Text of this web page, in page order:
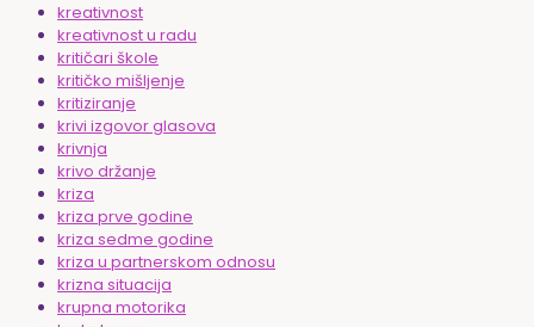
kreativnost
kreativnost u radu
kritičari škole
kritičko mišljenje
kritiziranje
krivi izgovor glasova
krivnja
krivo držanje
kriza
kriza prve godine
kriza sedme godine
kriza u partnerskom odnosu
krizna situacija
krupna motorika